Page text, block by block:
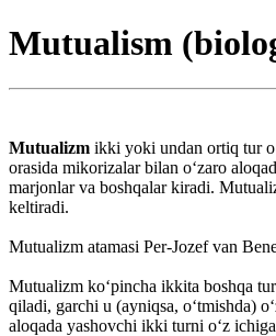
Mutualism
Mutualizm ikki yoki undan ortiq tur
orasida mikorizalar bilan oʻzaro
marjonlar va boshqalar kiradi.
keltiradi.
Mutualizm atamasi Per-Jozef van
Mutualizm koʻpincha ikkita boshqa
qiladi, garchi u (ayniqsa, oʻtmishda)
aloqada yashovchi ikki turni oʻz